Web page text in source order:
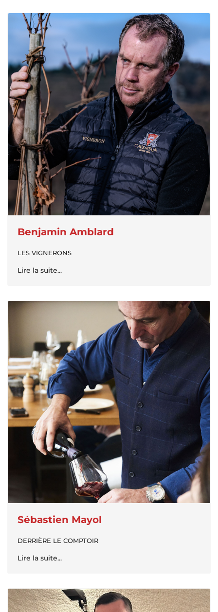
Benjamin Amblard
LES VIGNERONS
Lire la suite...
Sébastien Mayol
DERRIÈRE LE COMPTOIR
Lire la suite...